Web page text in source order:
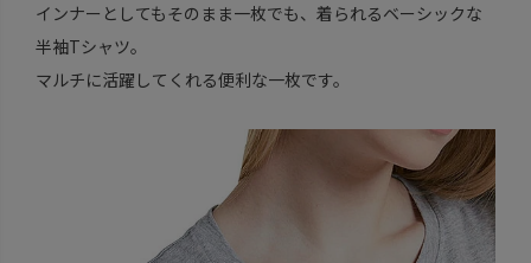
インナーとしてもそのまま一枚でも、着られるベーシックな
半袖Tシャツ。
マルチに活躍してくれる便利な一枚です。